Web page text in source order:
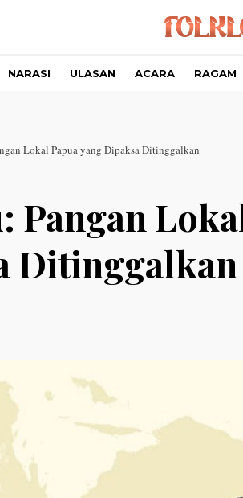
NARASI ULASAN ACARA RAGAM
Lokal Papua yang Dipaksa Ditinggalkan
Pangan
Ditinggalkan